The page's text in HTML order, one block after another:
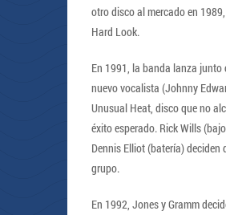
otro disco al mercado en
Hard Look.
En 1991, la banda lanza junto
nuevo vocalista (Johnny
Unusual Heat, disco que no
éxito esperado. Rick Wills
Dennis Elliot (batería) deciden
grupo.
En 1992, Jones y Gramm